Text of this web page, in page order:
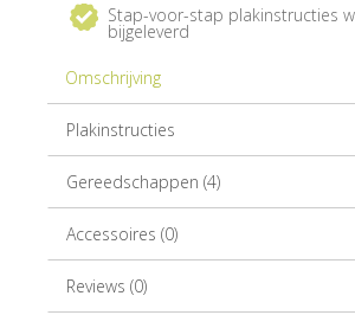
Stap-voor-stap plakinstructies
bijgeleverd
Omschrijving
Plakinstructies
Gereedschappen (4)
Accessoires (0)
Reviews (0)